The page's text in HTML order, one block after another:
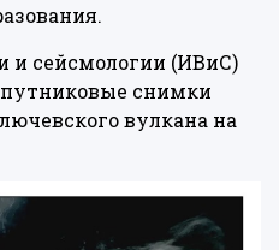
и сейсмологии (ИВиС)
снимки
вулкана на